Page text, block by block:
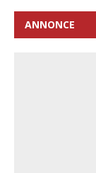
ANNONCE